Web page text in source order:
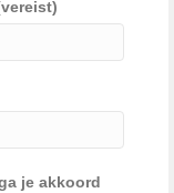
je akkoord